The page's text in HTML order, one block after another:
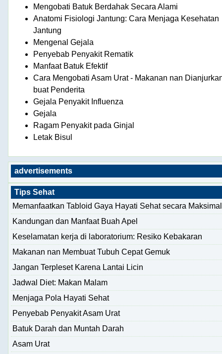
Mengobati Batuk Berdahak Secara Alami
Anatomi Fisiologi Jantung: Cara Menjaga Kesehatan
Jantung
Mengenal Gejala
Penyebab Penyakit Rematik
Manfaat Batuk Efektif
Cara Mengobati Asam Urat - Makanan nan
buat Penderita
Gejala Penyakit Influenza
Gejala
Ragam Penyakit pada Ginjal
Letak Bisul
advertisements
Tips Sehat
Memanfaatkan Tabloid Gaya Hayati Sehat secara Maksimal
Kandungan dan Manfaat Buah Apel
Keselamatan kerja di laboratorium: Resiko Kebakaran
Makanan nan Membuat Tubuh Cepat Gemuk
Jangan Terpleset Karena Lantai Licin
Jadwal Diet: Makan Malam
Menjaga Pola Hayati Sehat
Penyebab Penyakit Asam Urat
Batuk Darah dan Muntah Darah
Asam Urat